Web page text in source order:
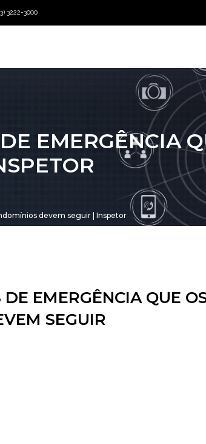
3222-3000
EMERGÊNCIA
devem seguir | Inspetor
EMERGÊNCIA QUE
SEGUIR